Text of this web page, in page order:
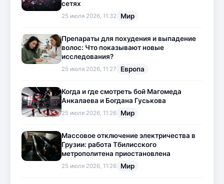
сетях
25 июля 2026, 11:32 Мир
Препараты для похудения и выпадение
волос: Что показывают новые
исследования?
25 июля 2026, 11:27 Европа
Когда и где смотреть бой Магомеда
Анкалаева и Богдана Гуськова
25 июля 2026, 11:26 Мир
Массовое отключение электричества в
Грузии: работа Тбилисского
метрополитена приостановлена
25 июля 2026, 11:26 Мир